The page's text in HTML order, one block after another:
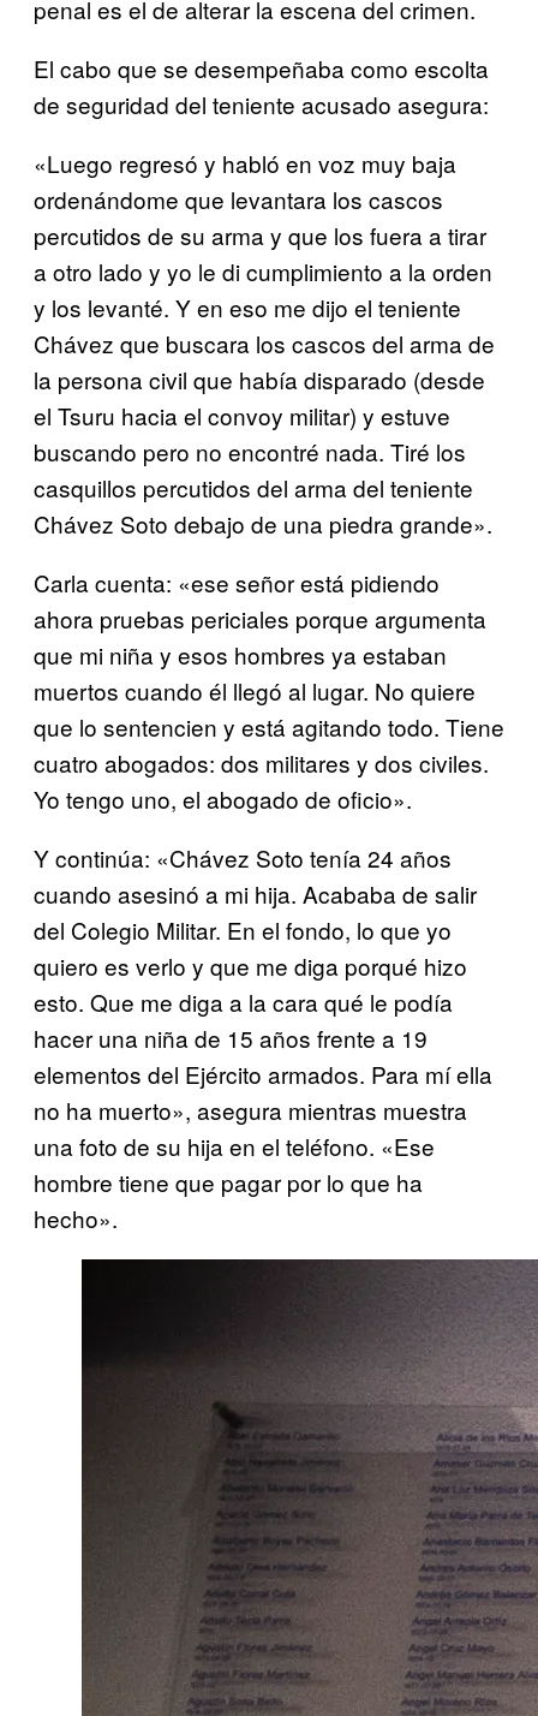
penal es el de alterar la escena del crimen.
El cabo que se desempeñaba como escolta
de seguridad del teniente acusado asegura:
«Luego regresó y habló en voz muy baja
ordenándome que levantara los cascos
percutidos de su arma y que los fuera a tirar
a otro lado y yo le di cumplimiento a la orden
y los levanté. Y en eso me dijo el teniente
Chávez que buscara los cascos del arma de
la persona civil que había disparado (desde
el Tsuru hacia el convoy militar) y estuve
buscando pero no encontré nada. Tiré los
casquillos percutidos del arma del teniente
Chávez Soto debajo de una piedra grande».
Carla cuenta: «ese señor está pidiendo
ahora pruebas periciales porque argumenta
que mi niña y esos hombres ya estaban
muertos cuando él llegó al lugar. No quiere
que lo sentencien y está agitando todo. Tiene
cuatro abogados: dos militares y dos civiles.
Yo tengo uno, el abogado de oficio».
Y continúa: «Chávez Soto tenía 24 años
cuando asesinó a mi hija. Acababa de salir
del Colegio Militar. En el fondo, lo que yo
quiero es verlo y que me diga porqué hizo
esto. Que me diga a la cara qué le podía
hacer una niña de 15 años frente a 19
elementos del Ejército armados. Para mí ella
no ha muerto», asegura mientras muestra
una foto de su hija en el teléfono. «Ese
hombre tiene que pagar por lo que ha
hecho».